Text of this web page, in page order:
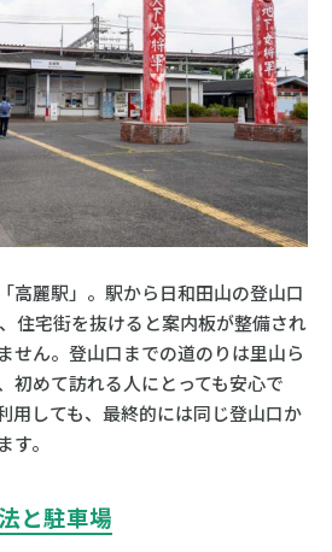
高麗駅」。駅から日和田山の登山口
住宅街を抜けると案内板が整備され
せん。登山口までの道のりは里山ら
初めて訪れる人にとっても安心で
用しても、最終的には同じ登山口か
。
と駐車場